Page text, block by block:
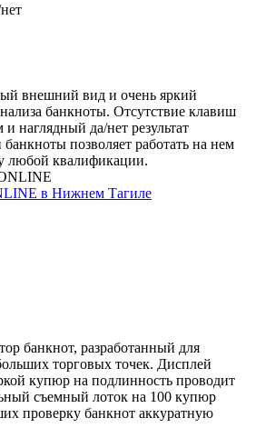
внешний вид и очень яркий
банкноты. Отсутствие клавиш
наглядный да/нет результат
позволяет работать на нем
любой квалификации.
в Нижнем Тагиле
банкнот, разработанный для
торговых точек. Дисплей
купюр на подлинность проводит
съемный лоток на 100 купюр
проверку банкнот аккуратную